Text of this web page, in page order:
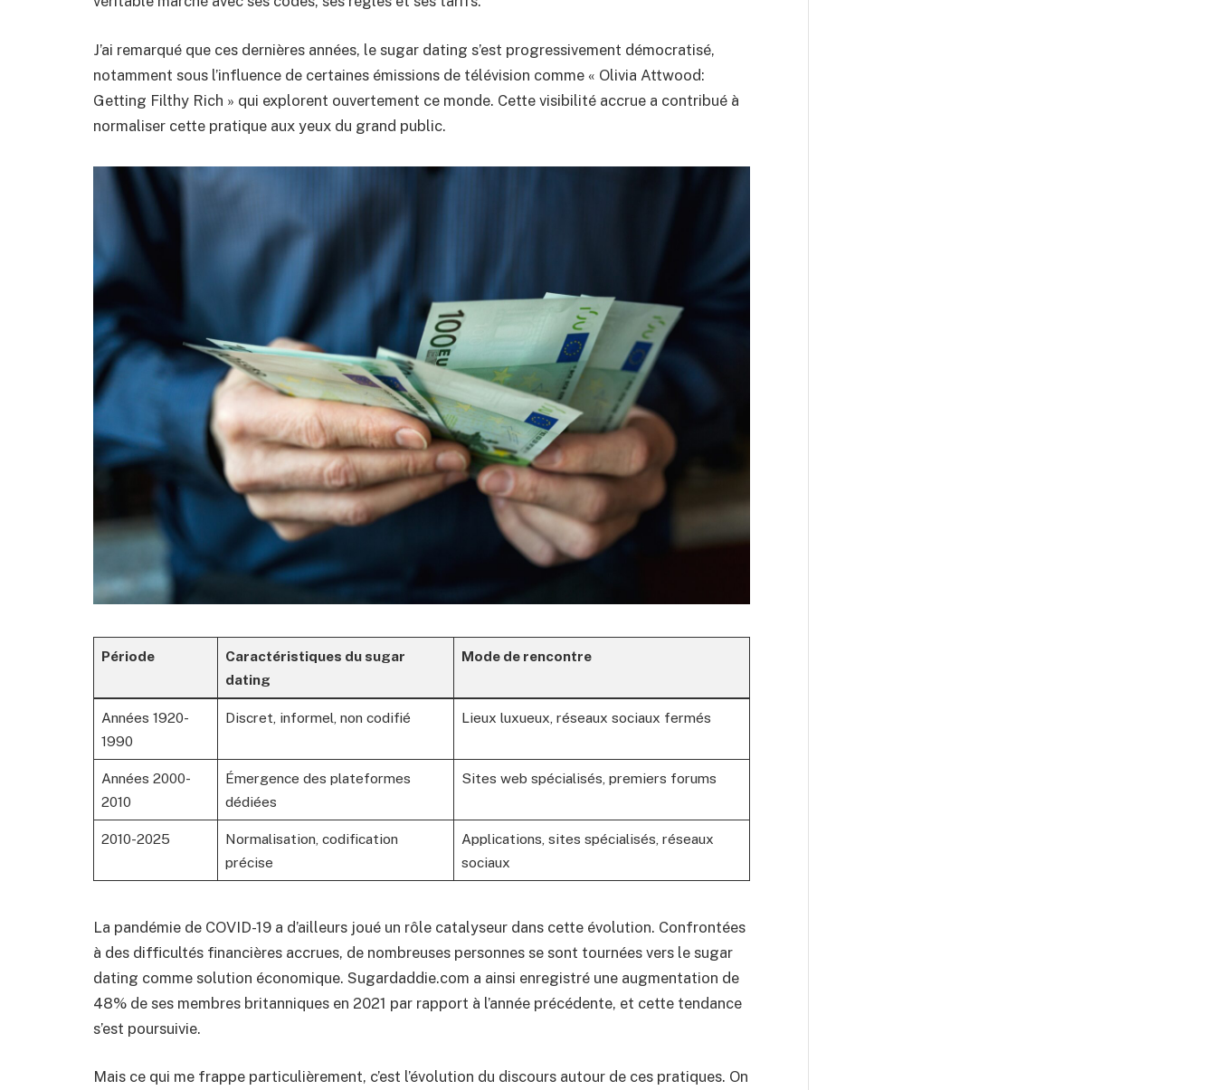
J’ai remarqué que ces dernières années, le sugar dating s’est progressivement démocratisé,
notamment sous l’influence de certaines émissions de télévision comme « Olivia Attwood:
Getting Filthy Rich » qui explorent ouvertement ce monde. Cette visibilité accrue a contribué à
normaliser cette pratique aux yeux du grand public.
Période
Caractéristiques du sugar
dating
Mode de rencontre
Années 1920-
1990
Discret, informel, non codifié Lieux luxueux, réseaux sociaux fermés
Années 2000-
2010
Émergence des plateformes
dédiées
Sites web spécialisés, premiers forums
2010-2025
Normalisation, codification
précise
Applications, sites spécialisés, réseaux
sociaux
La pandémie de COVID-19 a d’ailleurs joué un rôle catalyseur dans cette évolution. Confrontées
à des difficultés financières accrues, de nombreuses personnes se sont tournées vers le sugar
dating comme solution économique. Sugardaddie.com a ainsi enregistré une augmentation de
48% de ses membres britanniques en 2021 par rapport à l’année précédente, et cette tendance
s’est poursuivie.
Mais ce qui me frappe particulièrement, c’est l’évolution du discours autour de ces pratiques. On